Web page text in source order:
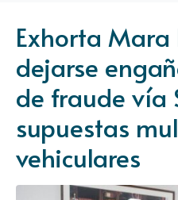
Exhorta Mara
dejarse
de fraude vía
supuestas
vehiculares